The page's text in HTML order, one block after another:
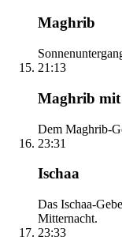
Maghrib
21:13
Maghrib mit
Dem Maghrib-
23:31
Ischaa
Das Ischaa-
Mitternacht.
23:33